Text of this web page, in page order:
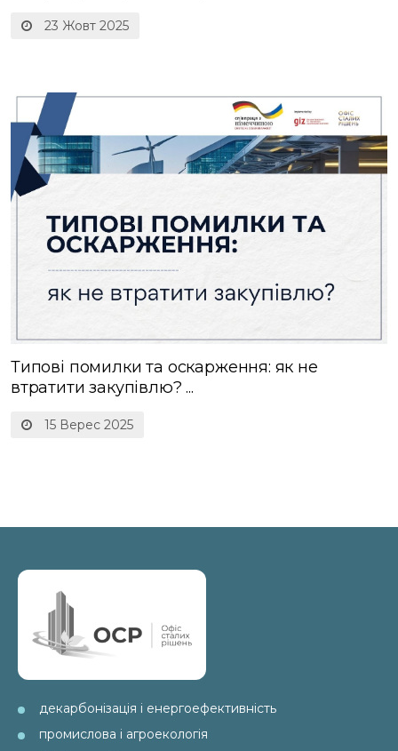
23 Жовт 2025
15 Верес 2025
Типові помилки та оскарження: як не
втратити закупівлю? ...
декарбонізація і енергоефективність
промислова і агроекологія